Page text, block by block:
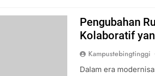
Pengubahan
Kolaboratif
Kampustebingtinggi
Dalam era